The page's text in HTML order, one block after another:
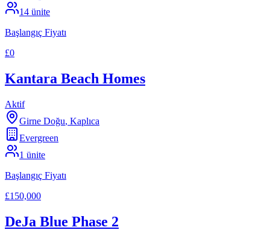
14 ünite
Başlangıç Fiyatı
£0
Kantara Beach Homes
Aktif
Girne Doğu, Kaplıca
Evergreen
1 ünite
Başlangıç Fiyatı
£150,000
DeJa Blue Phase 2